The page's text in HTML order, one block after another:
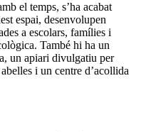
el temps, s’ha acabat
espai, desenvolupen
a escolars, famílies i
També hi ha un
un apiari divulgatiu per
i un centre d’acollida